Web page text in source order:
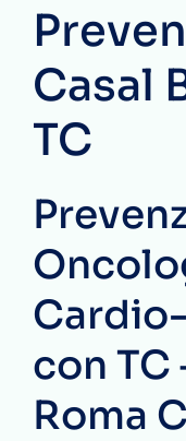
Casal
TC
con TC
Roma